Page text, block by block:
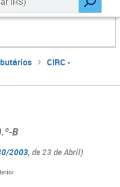
CIRC -
B
2003, de 23 de Abril)